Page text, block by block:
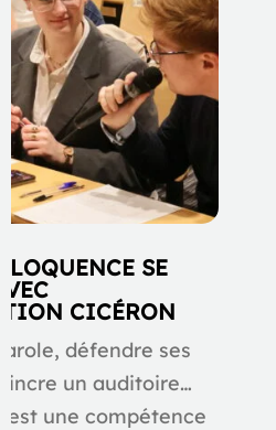
SE
CICÉRON
défendre ses
un auditoire…
est une compétence